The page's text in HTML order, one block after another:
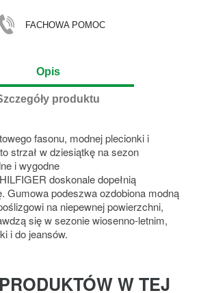
FACHOWA POMOC
Opis
produktu
fasonu, modnej plecionki i
strzał w dziesiątkę na sezon
i wygodne
doskonale dopełnią
Gumowa podeszwa ozdobiona modną
na niepewnej powierzchni,
się w sezonie wiosenno-letnim,
i do jeansów.
W TEJ